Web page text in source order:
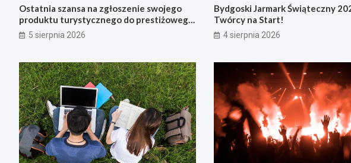
Ostatnia szansa na zgłoszenie swojego
produktu turystycznego do prestiżowego
konkursu POT
5 sierpnia 2026
Bydgoski Jarmark Świąteczny
Twórcy na Start!
4 sierpnia 2026